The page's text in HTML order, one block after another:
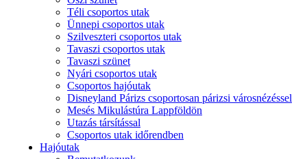
Téli csoportos utak
Ünnepi csoportos utak
Szilveszteri csoportos utak
Tavaszi csoportos utak
Tavaszi szünet
Nyári csoportos utak
Csoportos hajóutak
Disneyland Párizs csoportosan párizsi városnézéssel
Mesés Mikulástúra Lappföldön
Utazás társítással
Csoportos utak időrendben
Hajóutak